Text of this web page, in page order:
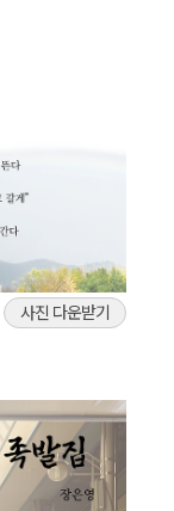
사진 다운받기